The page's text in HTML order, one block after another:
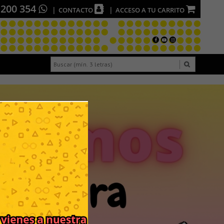
354 CONTACTO ACCESO A TU CARRITO